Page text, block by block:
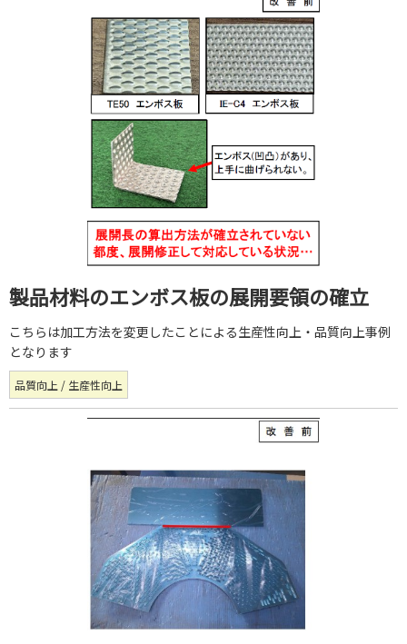
製品材料のエンボス板の展開要領の確立
こちらは加工方法を変更したことによる生産性向上・品質向上事例
となります
品質向上 / 生産性向上